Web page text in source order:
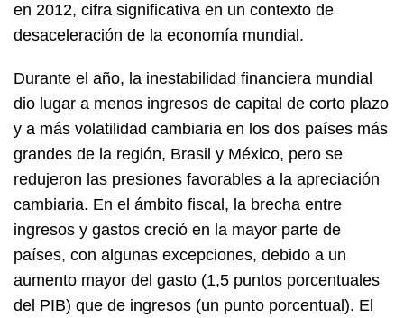
en 2012, cifra significativa en un contexto de
desaceleración de la economía mundial.
Durante el año, la inestabilidad financiera mundial
dio lugar a menos ingresos de capital de corto plazo
y a más volatilidad cambiaria en los dos países más
grandes de la región, Brasil y México, pero se
redujeron las presiones favorables a la apreciación
cambiaria. En el ámbito fiscal, la brecha entre
ingresos y gastos creció en la mayor parte de
países, con algunas excepciones, debido a un
aumento mayor del gasto (1,5 puntos porcentuales
del PIB) que de ingresos (un punto porcentual). El